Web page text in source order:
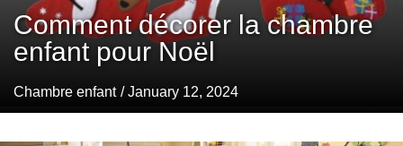
Comment décorer la chambre
enfant pour Noël
Chambre enfant / January 12, 2024